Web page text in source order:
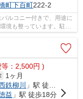
町下百町222-2
ルコニー付きで、用途に
境も整っています。駐輪
...
：2,500円 )
1ヶ月
鉄柳川 」駅 徒歩7分
益 」駅 徒歩18分